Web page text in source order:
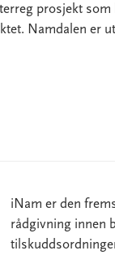
prosjekt
Namdalen er
iNam er den
rådgivning innen